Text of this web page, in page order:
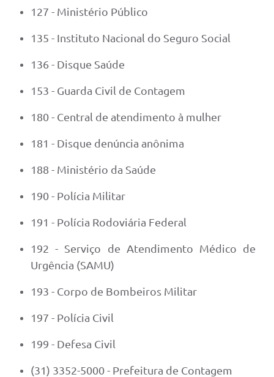
127 - Ministério Público
135 - Instituto Nacional do Seguro Social
136 - Disque Saúde
153 - Guarda Civil de Contagem
180 - Central de atendimento à mulher
181 - Disque denúncia anônima
188 - Ministério da Saúde
190 - Polícia Militar
191 - Polícia Rodoviária Federal
192 - Serviço de Atendimento Médico de
Urgência (SAMU)
193 - Corpo de Bombeiros Militar
197 - Polícia Civil
199 - Defesa Civil
(31) 3352-5000 - Prefeitura de Contagem